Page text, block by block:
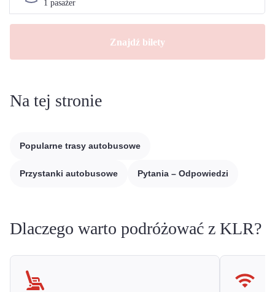
Znajdź bilety
Na tej stronie
Popularne trasy autobusowe
Przystanki autobusowe Pytania – Odpowiedzi
Dlaczego warto podróżować z KLR?